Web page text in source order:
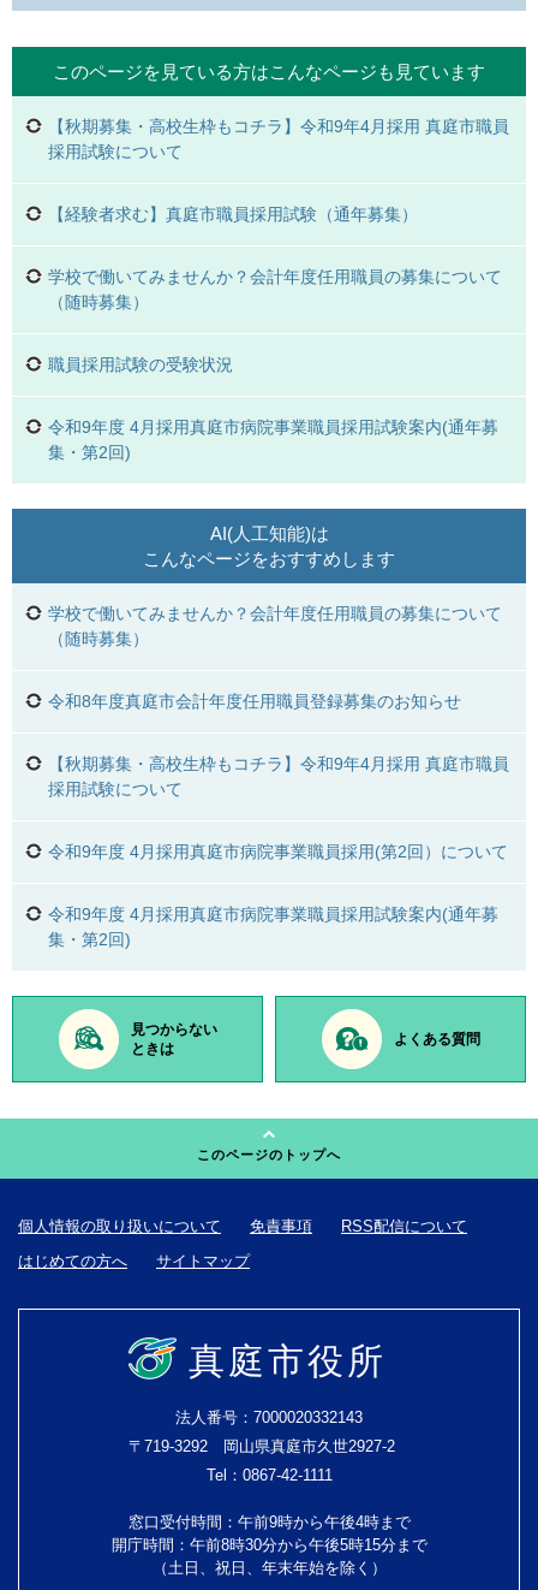
このページを見ている方はこんなページも見ています
【秋期募集・高校生枠もコチラ】令和9年4月採用 真庭市職員
採用試験について
【経験者求む】真庭市職員採用試験（通年募集）
学校で働いてみませんか？会計年度任用職員の募集について
（随時募集）
職員採用試験の受験状況
令和9年度 4月採用真庭市病院事業職員採用試験案内(通年募
集・第2回)
AI(人工知能)は
こんなページをおすすめします
学校で働いてみませんか？会計年度任用職員の募集について
（随時募集）
令和8年度真庭市会計年度任用職員登録募集のお知らせ
【秋期募集・高校生枠もコチラ】令和9年4月採用 真庭市職員
採用試験について
令和9年度 4月採用真庭市病院事業職員採用(第2回）について
令和9年度 4月採用真庭市病院事業職員採用試験案内(通年募
集・第2回)
見つからない
ときは
よくある質問
このページのトップへ
個人情報の取り扱いについて 免責事項
RSS配信について
はじめての方へ
サイトマップ
真庭市役所
法人番号：7000020332143
〒719-3292 岡山県真庭市久世2927-2
Tel：0867-42-1111
窓口受付時間：午前9時から午後4時まで
開庁時間：午前8時30分から午後5時15分まで
（土日、祝日、年末年始を除く）